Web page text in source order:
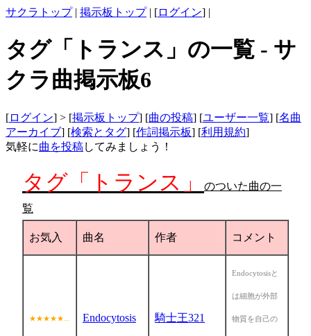
サクラトップ| 掲示板トップ| [ログイン] |
タグ「トランス」の一覧 - サ
クラ曲掲示板6
[ログイン] > [掲示板トップ] [曲の投稿] [ユーザー一覧] [名曲
アーカイブ] [検索とタグ] [作詞掲示板] [利用規約]
気軽に曲を投稿してみましょう！
タグ「トランス」
のついた曲の一
覧
お気入 曲名 作者 コメント
★★★★★... Endocytosis 騎士王321
Endocytosisと
は細胞が外部
物質を自己の